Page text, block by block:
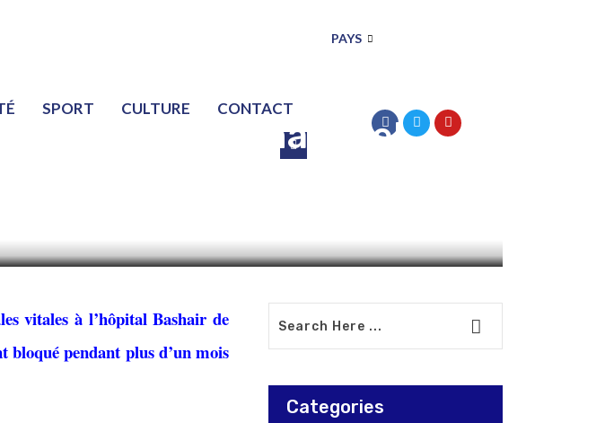
PAYS
SPORT CULTURE CONTACT
des opérations
blocage de matériel
vitales à l’hôpital Bashair de
bloqué pendant plus d’un mois
Categories